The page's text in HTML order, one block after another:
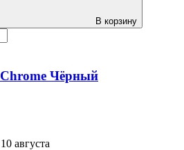
В корзину
Чёрный
августа